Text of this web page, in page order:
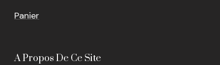
Panier
A Propos De Ce Site